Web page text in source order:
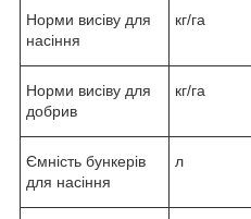
Норми висіву для
насіння
кг/га
Норми висіву для
добрив
кг/га
Ємність бункерів
для насіння
л